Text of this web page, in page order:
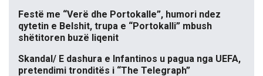
Festë me “Verë dhe Portokalle”, humori ndez
qytetin e Belshit, trupa e “Portokalli” mbush
shëtitoren buzë liqenit
Skandal/ E dashura e Infantinos u pagua nga UEFA,
pretendimi tronditës i “The Telegraph”